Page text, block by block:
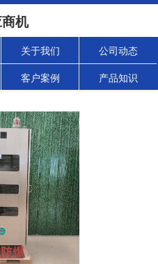
机
关于我们 公司动态
客户案例 产品知识